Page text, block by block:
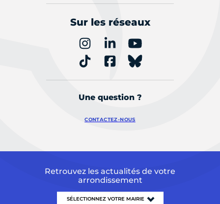
Sur les réseaux
Une question ?
CONTACTEZ-NOUS
Retrouvez les actualités de votre
arrondissement